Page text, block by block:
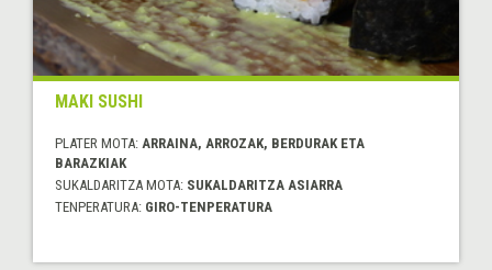
MAKI SUSHI
PLATER MOTA: ARRAINA, ARROZAK, BERDURAK ETA
BARAZKIAK
SUKALDARITZA MOTA: SUKALDARITZA ASIARRA
TENPERATURA: GIRO-TENPERATURA